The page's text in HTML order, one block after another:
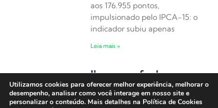
aos 176.955 pontos,
impulsionado pelo IPCA-15: o
indicador subiu apenas
Leia mais »
Ibovespa fecha em
alta com sinais de
arrefecimento entre
Utilizamos cookies para oferecer melhor experiência, melhorar o
desempenho, analisar como você interage em nosso site e
personalizar o conteúdo. Mais detalhes na Política de Cookies